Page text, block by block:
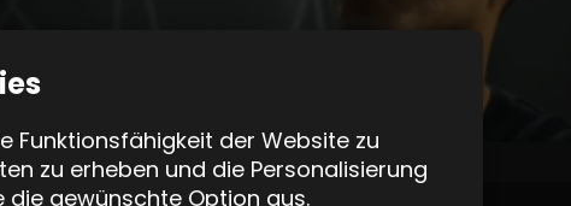
Funktionsfähigkeit der Website zu
zu erheben und die Personalisierung
die gewünschte Option aus.